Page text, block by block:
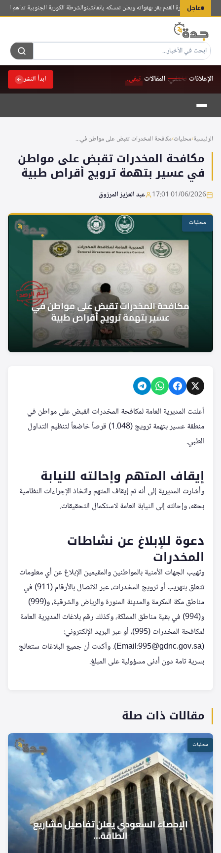
عاجل
الدولي لكرة القدم يقر بهفواته ويعلن تمسكه بإنفانتينوالشرطة الكورية الجنوبية تداهم
الإعلانات تختفي.المقالات تبقى. ابدأ النشر
التجاوز
المحتوى
الرئيسية›محليات›مكافحة المخدرات تقبض على مواطن في...
مكافحة المخدرات تقبض على مواطن
في عسير بتهمة ترويج أقراص طبية
01/06/2026 17:01 عبد العزيز المرزوق
محليات
أعلنت المديرية العامة لمكافحة المخدرات القبض على مواطن في
منطقة عسير بتهمة ترويج (1.048) قرصاً خاضعاً لتنظيم التداول
الطبي.
إيقاف المتهم وإحالته للنيابة
وأشارت المديرية إلى أنه تم إيقاف المتهم واتخاذ الإجراءات النظامية
بحقه، وإحالته إلى النيابة العامة لاستكمال التحقيقات.
دعوة للإبلاغ عن نشاطات
المخدرات
وتهيب الجهات الأمنية بالمواطنين والمقيمين الإبلاغ عن أي معلومات
تتعلق بتهريب أو ترويج المخدرات، عبر الاتصال بالأرقام (911) في
مناطق مكة المكرمة والمدينة المنورة والرياض والشرقية، و(999)
و(994) في بقية مناطق المملكة، وكذلك رقم بلاغات المديرية العامة
لمكافحة المخدرات (995)، أو عبر البريد الإلكتروني:
(Email:
995@gdnc.gov.sa
). وأكدت أن جميع البلاغات ستعالج
بسرية تامة دون أدنى مسؤولية على المبلغ.
مقالات ذات صلة
محليات